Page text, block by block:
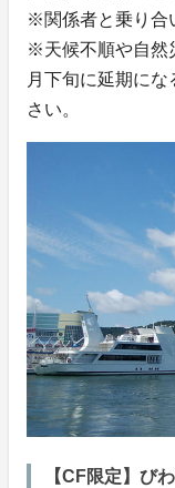
※関係者と乗り合
※天候不順や自然
月下旬に延期に
さい。
【CF限定】び